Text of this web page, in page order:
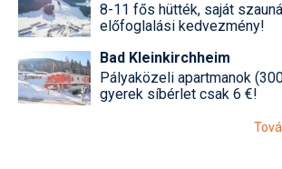
8-11 fős hütték, saját
előfoglalási kedvezmény!
Bad Kleinkirchheim
Pályaközeli apartmanok
gyerek síbérlet csak 6 €!